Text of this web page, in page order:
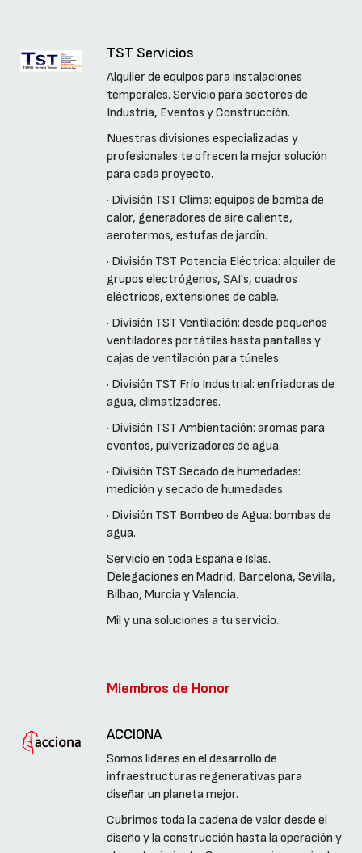
TST Servicios
Alquiler de equipos para instalaciones
temporales. Servicio para sectores de
Industria, Eventos y Construcción.
Nuestras divisiones especializadas y
profesionales te ofrecen la mejor solución
para cada proyecto.
· División TST Clima: equipos de bomba de
calor, generadores de aire caliente,
aerotermos, estufas de jardín.
· División TST Potencia Eléctrica: alquiler de
grupos electrógenos, SAI's, cuadros
eléctricos, extensiones de cable.
· División TST Ventilación: desde pequeños
ventiladores portátiles hasta pantallas y
cajas de ventilación para túneles.
· División TST Frío Industrial: enfriadoras de
agua, climatizadores.
· División TST Ambientación: aromas para
eventos, pulverizadores de agua.
· División TST Secado de humedades:
medición y secado de humedades.
· División TST Bombeo de Agua: bombas de
agua.
Servicio en toda España e Islas.
Delegaciones en Madrid, Barcelona, Sevilla,
Bilbao, Murcia y Valencia.
Mil y una soluciones a tu servicio.
Miembros de Honor
ACCIONA
Somos líderes en el desarrollo de
infraestructuras regenerativas para
diseñar un planeta mejor.
Cubrimos toda la cadena de valor desde el
diseño y la construcción hasta la operación y